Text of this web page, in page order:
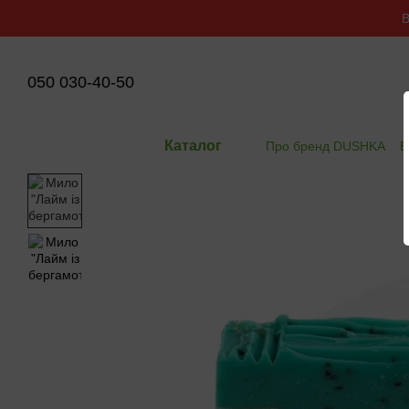
050 030-40-50
Каталог Про бренд DUSHKA